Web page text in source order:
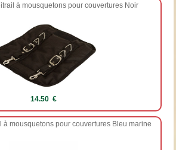
à mousquetons pour couvertures Noir
14.50 €
à mousquetons pour couvertures Bleu marine